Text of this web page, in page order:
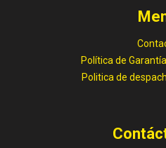
Política de
Politica de